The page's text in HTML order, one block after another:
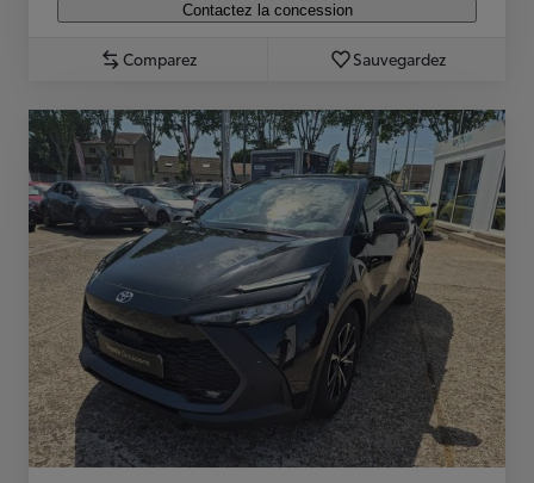
Contactez la concession
Comparez Sauvegardez